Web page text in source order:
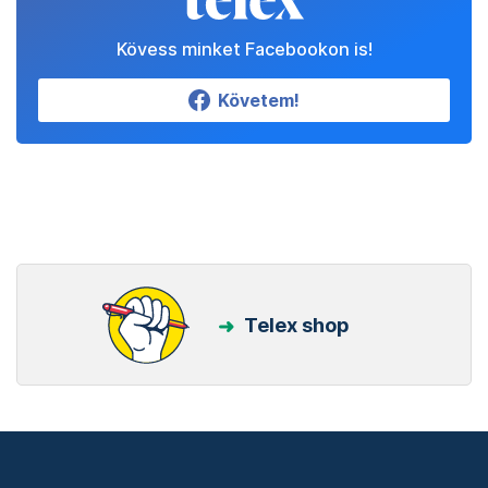
Kövess minket Facebookon is!
Követem!
Telex shop